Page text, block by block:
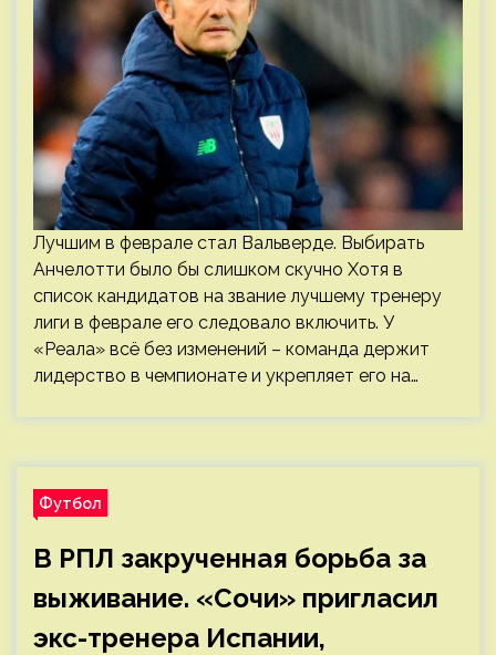
Лучшим в феврале стал Вальверде. Выбирать
Анчелотти было бы слишком скучно Хотя в
список кандидатов на звание лучшему тренеру
лиги в феврале его следовало включить. У
«Реала» всё без изменений – команда держит
лидерство в чемпионате и укрепляет его на…
Футбол
В РПЛ закрученная борьба за
выживание. «Сочи» пригласил
экс-тренера Испании,